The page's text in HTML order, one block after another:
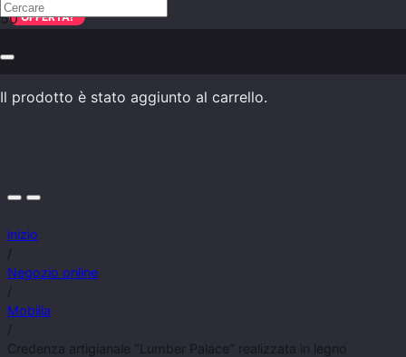
Il prodotto è stato aggiunto al carrello.
inizio
/
Negozio online
/
Mobilia
/
Credenza artigianale "Lumber Palace" realizzata in legno
OFFERTA!